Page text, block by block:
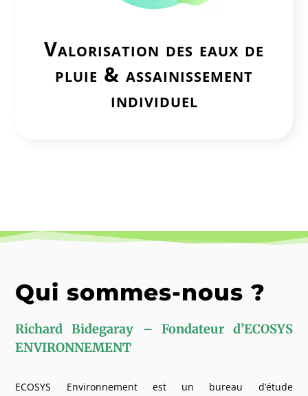
Valorisation des eaux de
pluie & assainissement
individuel
Qui sommes-nous ?
Richard Bidegaray – Fondateur d’ECOSYS
ENVIRONNEMENT
ECOSYS Environnement est un bureau d’étude